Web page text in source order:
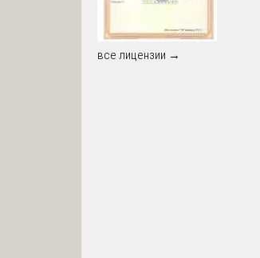
все лицензии →